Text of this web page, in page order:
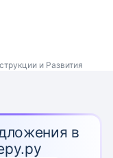
и Развития
в